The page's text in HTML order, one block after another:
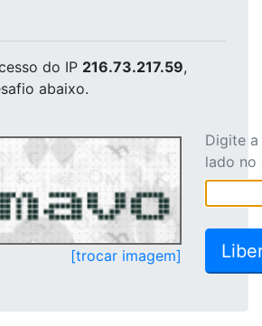
do IP 216.73.217.59,
abaixo.
[trocar imagem]
Digite
lado no